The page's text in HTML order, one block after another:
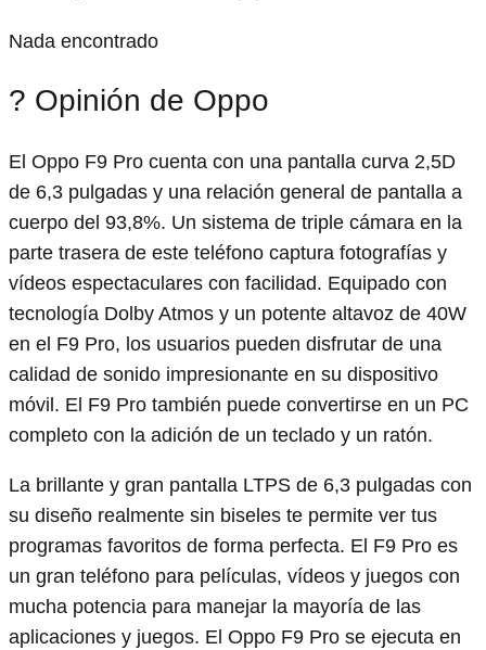
Nada encontrado
? Opinión de Oppo
El Oppo F9 Pro cuenta con una pantalla curva 2,5D
de 6,3 pulgadas y una relación general de pantalla a
cuerpo del 93,8%. Un sistema de triple cámara en la
parte trasera de este teléfono captura fotografías y
vídeos espectaculares con facilidad. Equipado con
tecnología Dolby Atmos y un potente altavoz de 40W
en el F9 Pro, los usuarios pueden disfrutar de una
calidad de sonido impresionante en su dispositivo
móvil. El F9 Pro también puede convertirse en un PC
completo con la adición de un teclado y un ratón.
La brillante y gran pantalla LTPS de 6,3 pulgadas con
su diseño realmente sin biseles te permite ver tus
programas favoritos de forma perfecta. El F9 Pro es
un gran teléfono para películas, vídeos y juegos con
mucha potencia para manejar la mayoría de las
aplicaciones y juegos. El Oppo F9 Pro se ejecuta en